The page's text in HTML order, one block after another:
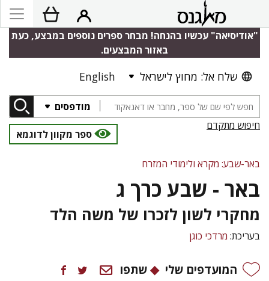
"אודיסיאה" עכשיו בהנחה! מבחר ספרים נוספים במבצע, כעת
באזור המבצעים.
שלח אל: מחוץ לישראל English
מודפסים
חיפוש מתקדם
ספר מקוון לדוגמא
באר-שבע: מקרא ולימודי המזרח
באר - שבע כרך ג
מחקרי לשון לזכרו של משה הלד
בעריכת: מרדכי כוגן
המועדפים שלי שתפו